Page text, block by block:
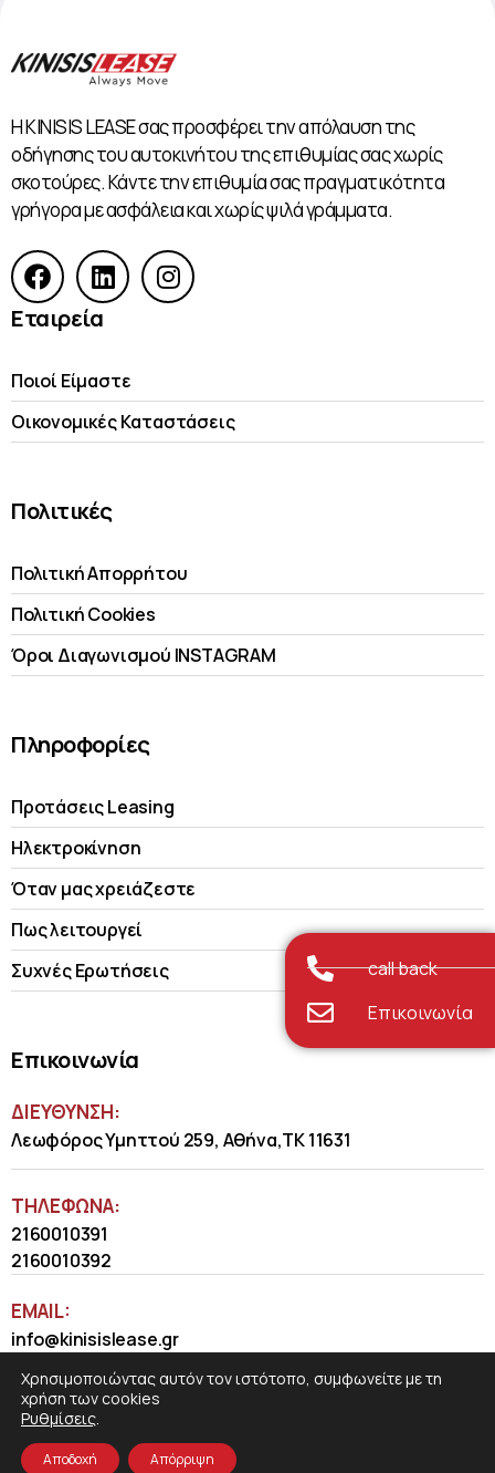
Η KINISIS LEASE σας προσφέρει την απόλαυση της
οδήγησης του αυτοκινήτου της επιθυμίας σας χωρίς
σκοτούρες. Κάντε την επιθυμία σας πραγματικότητα
γρήγορα με ασφάλεια και χωρίς ψιλά γράμματα.
Εταιρεία
Ποιοί Είμαστε
Οικονομικές Kαταστάσεις
Πολιτικές
Πολιτική Απορρήτου
Πολιτική Cookies
Όροι Διαγωνισμού INSTAGRAM
Πληροφορίες
Προτάσεις Leasing
Ηλεκτροκίνηση
Όταν μας χρειάζεστε
Πως λειτουργεί
Συχνές Ερωτήσεις
Επικοινωνία
ΔΙΕΥΘΥΝΣΗ:
Λεωφόρος Υμηττού 259, Αθήνα,ΤΚ 11631
ΤΗΛΈΦΩΝΑ:
2160010391
2160010392
EMAIL:
info@kinisislease.gr
call back
Επικοινωνία
Χρησιμοποιώντας αυτόν τον ιστότοπο, συμφωνείτε με τη
χρήση των cookies
Ρυθμίσεις.
Αποδοχή Απόρριψη